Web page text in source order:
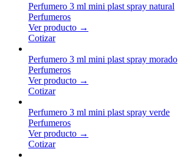
Perfumero 3 ml mini plast spray natural
Perfumeros
Ver producto →
Cotizar
Perfumero 3 ml mini plast spray morado
Perfumeros
Ver producto →
Cotizar
Perfumero 3 ml mini plast spray verde
Perfumeros
Ver producto →
Cotizar